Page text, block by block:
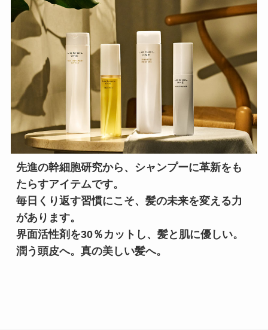
先進の幹細胞研究から、シャンプーに革新をも
たらすアイテムです。
毎日くり返す習慣にこそ、髪の未来を変える力
があります。
界面活性剤を30％カットし、髪と肌に優しい。
潤う頭皮へ。真の美しい髪へ。